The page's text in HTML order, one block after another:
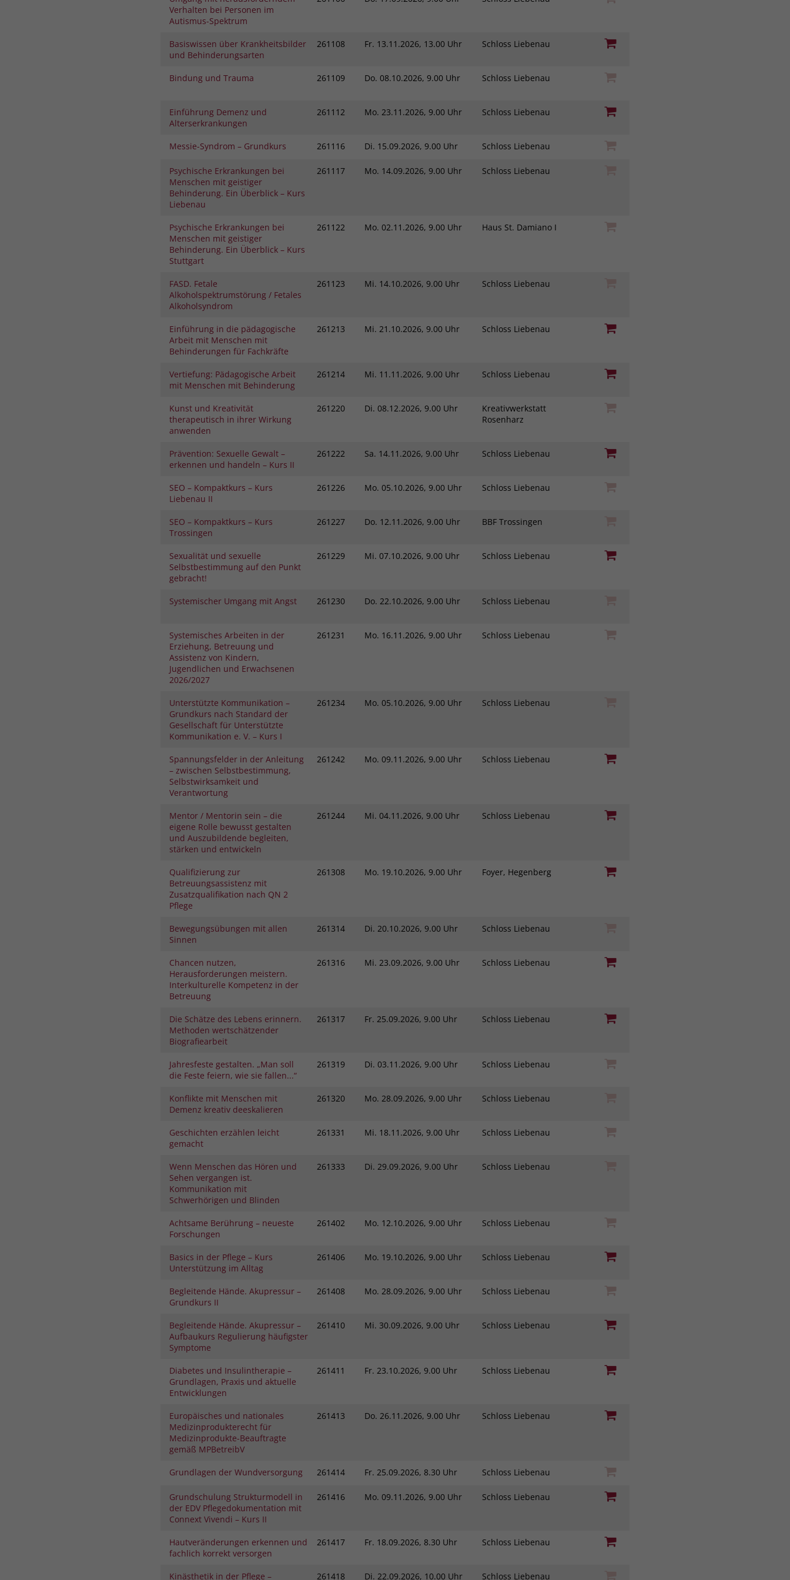
Verhalten bei Personen im
Autismus-Spektrum
Basiswissen über Krankheitsbilder
und Behinderungsarten
261108 Fr. 13.11.2026, 13.00 Uhr Schloss Liebenau
Bindung und Trauma 261109 Do. 08.10.2026, 9.00 Uhr Schloss Liebenau
Einführung Demenz und
Alterserkrankungen
261112 Mo. 23.11.2026, 9.00 Uhr Schloss Liebenau
Messie-Syndrom – Grundkurs 261116 Di. 15.09.2026, 9.00 Uhr Schloss Liebenau
Psychische Erkrankungen bei
Menschen mit geistiger
Behinderung. Ein Überblick – Kurs
Liebenau
261117 Mo. 14.09.2026, 9.00 Uhr Schloss Liebenau
Psychische Erkrankungen bei
Menschen mit geistiger
Behinderung. Ein Überblick – Kurs
Stuttgart
261122 Mo. 02.11.2026, 9.00 Uhr Haus St. Damiano I
FASD. Fetale
Alkoholspektrumstörung / Fetales
Alkoholsyndrom
261123 Mi. 14.10.2026, 9.00 Uhr Schloss Liebenau
Einführung in die pädagogische
Arbeit mit Menschen mit
Behinderungen für Fachkräfte
261213 Mi. 21.10.2026, 9.00 Uhr Schloss Liebenau
Vertiefung: Pädagogische Arbeit
mit Menschen mit Behinderung
261214 Mi. 11.11.2026, 9.00 Uhr Schloss Liebenau
Kunst und Kreativität
therapeutisch in ihrer Wirkung
anwenden
261220 Di. 08.12.2026, 9.00 Uhr
Kreativwerkstatt
Rosenharz
Prävention: Sexuelle Gewalt –
erkennen und handeln – Kurs II
261222 Sa. 14.11.2026, 9.00 Uhr Schloss Liebenau
SEO – Kompaktkurs – Kurs
Liebenau II
261226 Mo. 05.10.2026, 9.00 Uhr Schloss Liebenau
SEO – Kompaktkurs – Kurs
Trossingen
261227 Do. 12.11.2026, 9.00 Uhr BBF Trossingen
Sexualität und sexuelle
Selbstbestimmung auf den Punkt
gebracht!
261229 Mi. 07.10.2026, 9.00 Uhr Schloss Liebenau
Systemischer Umgang mit Angst 261230 Do. 22.10.2026, 9.00 Uhr Schloss Liebenau
Systemisches Arbeiten in der
Erziehung, Betreuung und
Assistenz von Kindern,
Jugendlichen und Erwachsenen
2026/2027
261231 Mo. 16.11.2026, 9.00 Uhr Schloss Liebenau
Unterstützte Kommunikation –
Grundkurs nach Standard der
Gesellschaft für Unterstützte
Kommunikation e. V. – Kurs I
261234 Mo. 05.10.2026, 9.00 Uhr Schloss Liebenau
Spannungsfelder in der Anleitung
– zwischen Selbstbestimmung,
Selbstwirksamkeit und
Verantwortung
261242 Mo. 09.11.2026, 9.00 Uhr Schloss Liebenau
Mentor / Mentorin sein – die
eigene Rolle bewusst gestalten
und Auszubildende begleiten,
stärken und entwickeln
261244 Mi. 04.11.2026, 9.00 Uhr Schloss Liebenau
Qualifizierung zur
Betreuungsassistenz mit
Zusatzqualifikation nach QN 2
Pflege
261308 Mo. 19.10.2026, 9.00 Uhr Foyer, Hegenberg
Bewegungsübungen mit allen
Sinnen
261314 Di. 20.10.2026, 9.00 Uhr Schloss Liebenau
Chancen nutzen,
Herausforderungen meistern.
Interkulturelle Kompetenz in der
Betreuung
261316 Mi. 23.09.2026, 9.00 Uhr Schloss Liebenau
Die Schätze des Lebens erinnern.
Methoden wertschätzender
Biografiearbeit
261317 Fr. 25.09.2026, 9.00 Uhr Schloss Liebenau
Jahresfeste gestalten. „Man soll
die Feste feiern, wie sie fallen...“
261319 Di. 03.11.2026, 9.00 Uhr Schloss Liebenau
Konflikte mit Menschen mit
Demenz kreativ deeskalieren
261320 Mo. 28.09.2026, 9.00 Uhr Schloss Liebenau
Geschichten erzählen leicht
gemacht
261331 Mi. 18.11.2026, 9.00 Uhr Schloss Liebenau
Wenn Menschen das Hören und
Sehen vergangen ist.
Kommunikation mit
Schwerhörigen und Blinden
261333 Di. 29.09.2026, 9.00 Uhr Schloss Liebenau
Achtsame Berührung – neueste
Forschungen
261402 Mo. 12.10.2026, 9.00 Uhr Schloss Liebenau
Basics in der Pflege – Kurs
Unterstützung im Alltag
261406 Mo. 19.10.2026, 9.00 Uhr Schloss Liebenau
Begleitende Hände. Akupressur –
Grundkurs II
261408 Mo. 28.09.2026, 9.00 Uhr Schloss Liebenau
Begleitende Hände. Akupressur –
Aufbaukurs Regulierung häufigster
Symptome
261410 Mi. 30.09.2026, 9.00 Uhr Schloss Liebenau
Diabetes und Insulintherapie –
Grundlagen, Praxis und aktuelle
Entwicklungen
261411 Fr. 23.10.2026, 9.00 Uhr Schloss Liebenau
Europäisches und nationales
Medizinprodukterecht für
Medizinprodukte-Beauftragte
gemäß MPBetreibV
261413 Do. 26.11.2026, 9.00 Uhr Schloss Liebenau
Grundlagen der Wundversorgung 261414 Fr. 25.09.2026, 8.30 Uhr Schloss Liebenau
Grundschulung Strukturmodell in
der EDV Pflegedokumentation mit
Connext Vivendi – Kurs II
261416 Mo. 09.11.2026, 9.00 Uhr Schloss Liebenau
Hautveränderungen erkennen und
fachlich korrekt versorgen
261417 Fr. 18.09.2026, 8.30 Uhr Schloss Liebenau
Kinästhetik in der Pflege – 261418 Di. 22.09.2026, 10.00 Uhr Schloss Liebenau
Name
Anbieter stiftung-liebenau.de
Zweck
werden.
www.clarity.ms
Seitenaufrufe eines Benutzers zu speichern